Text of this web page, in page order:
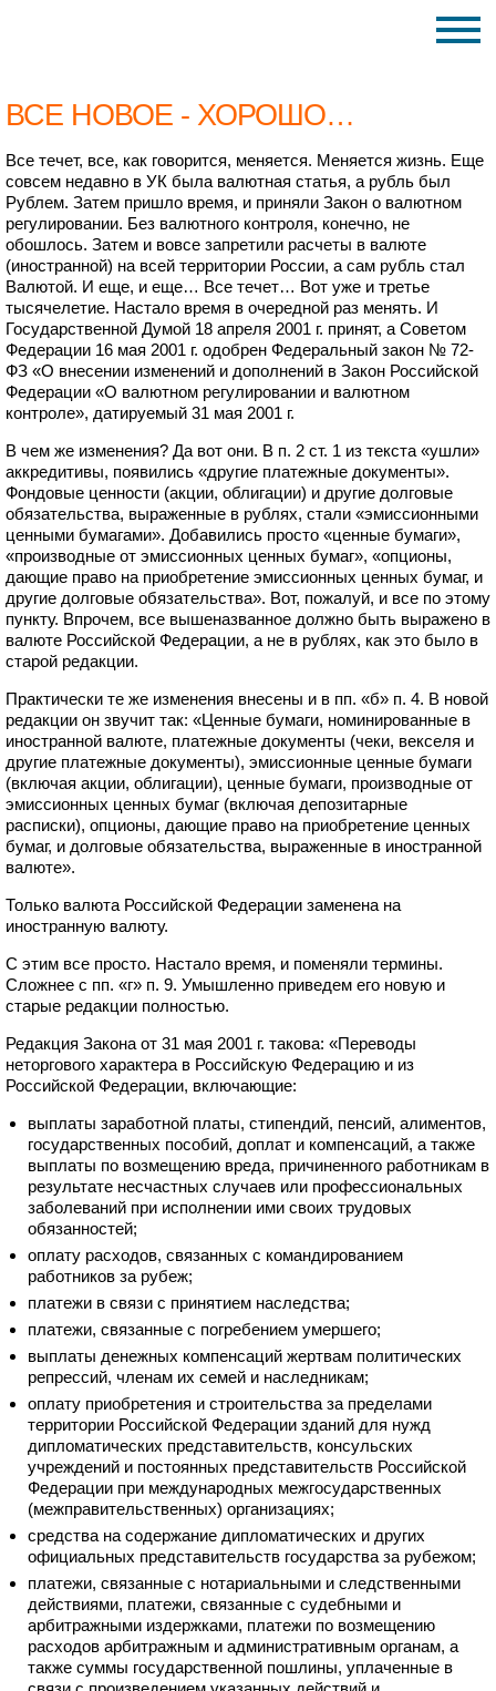
ВСЕ НОВОЕ - ХОРОШО…
Все течет, все, как говорится, меняется. Меняется жизнь. Еще
совсем недавно в УК была валютная статья, а рубль был
Рублем. Затем пришло время, и приняли Закон о валютном
регулировании. Без валютного контроля, конечно, не
обошлось. Затем и вовсе запретили расчеты в валюте
(иностранной) на всей территории России, а сам рубль стал
Валютой. И еще, и еще… Все течет… Вот уже и третье
тысячелетие. Настало время в очередной раз менять. И
Государственной Думой 18 апреля 2001 г. принят, а Советом
Федерации 16 мая 2001 г. одобрен Федеральный закон № 72-
ФЗ «О внесении изменений и дополнений в Закон Российской
Федерации «О валютном регулировании и валютном
контроле», датируемый 31 мая 2001 г.
В чем же изменения? Да вот они. В п. 2 ст. 1 из текста «ушли»
аккредитивы, появились «другие платежные документы».
Фондовые ценности (акции, облигации) и другие долговые
обязательства, выраженные в рублях, стали «эмиссионными
ценными бумагами». Добавились просто «ценные бумаги»,
«производные от эмиссионных ценных бумаг», «опционы,
дающие право на приобретение эмиссионных ценных бумаг, и
другие долговые обязательства». Вот, пожалуй, и все по этому
пункту. Впрочем, все вышеназванное должно быть выражено в
валюте Российской Федерации, а не в рублях, как это было в
старой редакции.
Практически те же изменения внесены и в пп. «б» п. 4. В новой
редакции он звучит так: «Ценные бумаги, номинированные в
иностранной валюте, платежные документы (чеки, векселя и
другие платежные документы), эмиссионные ценные бумаги
(включая акции, облигации), ценные бумаги, производные от
эмиссионных ценных бумаг (включая депозитарные
расписки), опционы, дающие право на приобретение ценных
бумаг, и долговые обязательства, выраженные в иностранной
валюте».
Только валюта Российской Федерации заменена на
иностранную валюту.
С этим все просто. Настало время, и поменяли термины.
Сложнее с пп. «г» п. 9. Умышленно приведем его новую и
старые редакции полностью.
Редакция Закона от 31 мая 2001 г. такова: «Переводы
неторгового характера в Российскую Федерацию и из
Российской Федерации, включающие:
выплаты заработной платы, стипендий, пенсий, алиментов,
государственных пособий, доплат и компенсаций, а также
выплаты по возмещению вреда, причиненного работникам в
результате несчастных случаев или профессиональных
заболеваний при исполнении ими своих трудовых
обязанностей;
оплату расходов, связанных с командированием
работников за рубеж;
платежи в связи с принятием наследства;
платежи, связанные с погребением умершего;
выплаты денежных компенсаций жертвам политических
репрессий, членам их семей и наследникам;
оплату приобретения и строительства за пределами
территории Российской Федерации зданий для нужд
дипломатических представительств, консульских
учреждений и постоянных представительств Российской
Федерации при международных межгосударственных
(межправительственных) организациях;
средства на содержание дипломатических и других
официальных представительств государства за рубежом;
платежи, связанные с нотариальными и следственными
действиями, платежи, связанные с судебными и
арбитражными издержками, платежи по возмещению
расходов арбитражным и административным органам, а
также суммы государственной пошлины, уплаченные в